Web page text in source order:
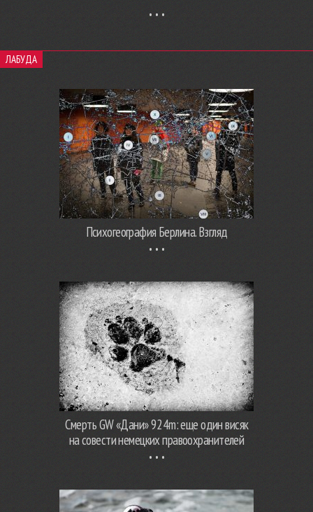
ЛАБУДА
Психогеография Берлина. Взгляд
Смерть GW «Дани» 924m: еще один висяк
на совести немецких правоохранителей